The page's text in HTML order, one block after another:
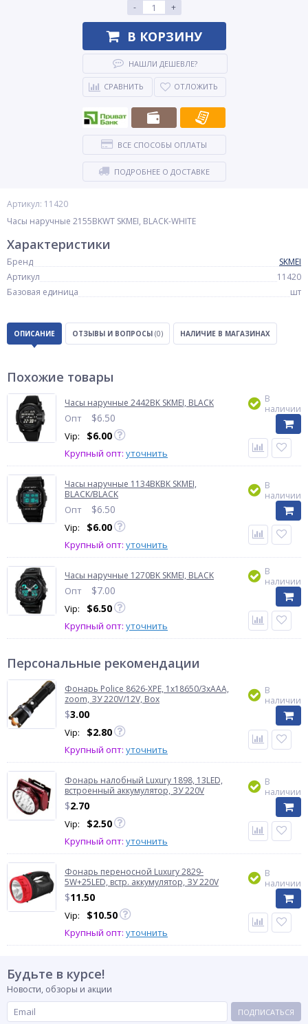
Артикул: 11420
Часы наручные 2155BKWT SKMEI, BLACK-WHITE
-
+
В КОРЗИНУ
НАШЛИ ДЕШЕВЛЕ?
СРАВНИТЬ ОТЛОЖИТЬ
ВСЕ СПОСОБЫ ОПЛАТЫ
ПОДРОБНЕЕ О ДОСТАВКЕ
Характеристики
Бренд
SKMEI
Артикул
11420
Базовая единица
шт
ОПИСАНИЕ ОТЗЫВЫ И ВОПРОСЫ (0) НАЛИЧИЕ В МАГАЗИНАХ
Похожие товары
Часы наручные 2442BK SKMEI, BLACK
Опт $6.50
Vip: $6.00
Крупный опт: уточнить
В
наличии
Часы наручные 1134BKBK SKMEI,
BLACK/BLACK
Опт $6.50
Vip: $6.00
Крупный опт: уточнить
В
наличии
Часы наручные 1270BK SKMEI, BLACK
Опт $7.00
Vip: $6.50
Крупный опт: уточнить
В
наличии
Персональные рекомендации
Фонарь Police 8626-XPE, 1х18650/3xAAA,
zoom, ЗУ 220V/12V, Box
$3.00
Vip: $2.80
Крупный опт: уточнить
В
наличии
Фонарь налобный Luxury 1898, 13LED,
встроенный аккумулятор, ЗУ 220V
$2.70
Vip: $2.50
Крупный опт: уточнить
В
наличии
Фонарь переносной Luxury 2829-
5W+25LED, встр. аккумулятор, ЗУ 220V
$11.50
Vip: $10.50
Крупный опт: уточнить
В
наличии
Будьте в курсе!
Новости, обзоры и акции
ПОДПИСАТЬСЯ